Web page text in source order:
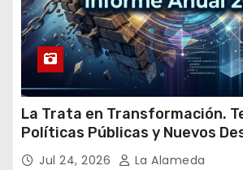
La Trata en Transformación.
Políticas Públicas y Nuevos
Argentina y el Mundo – Julio
Jul 24, 2026 La Alameda